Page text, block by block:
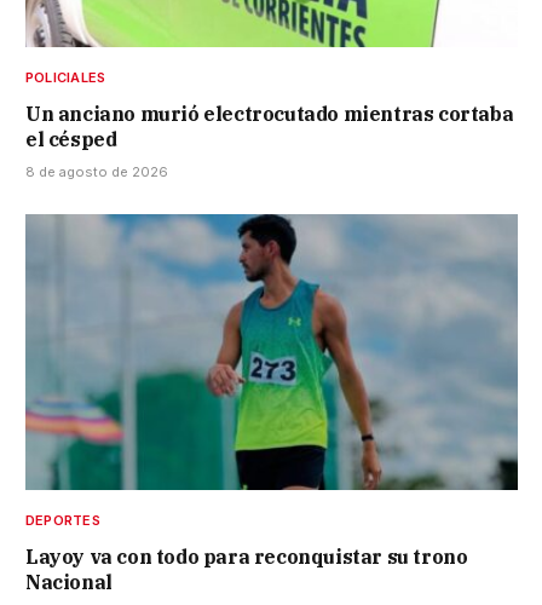
POLICIALES
Un anciano murió electrocutado mientras cortaba
el césped
8 de agosto de 2026
DEPORTES
Layoy va con todo para reconquistar su trono
Nacional